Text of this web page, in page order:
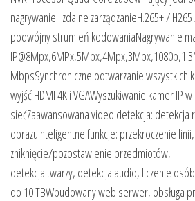
nagrywanie i zdalne zarządzanieH.265+ /
podwójny strumień kodowaniaNagrywanie
MbpsSynchroniczne odtwarzanie wszystkich
wyjść HDMI 4K i VGAWyszukiwanie kamer IP
siećZaawansowana video detekcja: detekcja
obrazuInteligentne funkcje: przekroczenie
zniknięcie/pozostawienie przedmiotów,
detekcja twarzy, detekcja audio, liczenie
do 10 TBWbudowany web serwer, obsługa